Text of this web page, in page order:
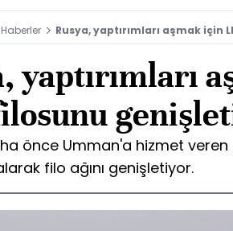
Haberler Rusya, yaptırımları aşmak için
yaptırımları
önce Umman'a hizmet veren
filo ağını genişletiyor.